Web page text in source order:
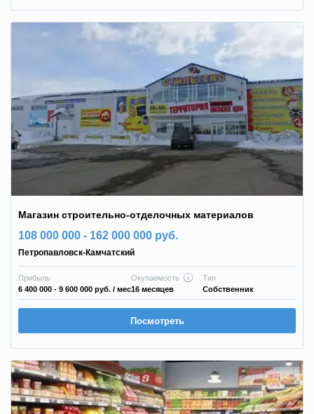
Магазин строительно-отделочных материалов
108 000 000 - 162 000 000 руб.
Петропавловск-Камчатский
Прибыль
6 400 000 - 9 600 000 руб. / мес
Окупаемость
16 месяцев
Тип
Собственник
Посмотреть